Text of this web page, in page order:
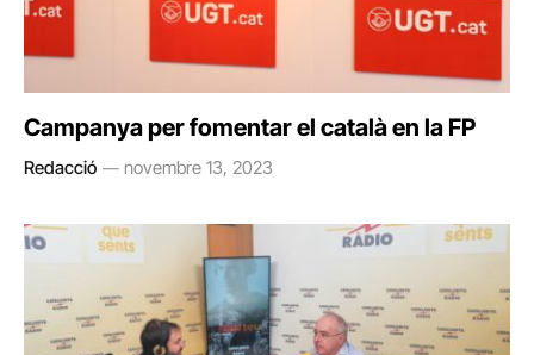
Campanya per fomentar el català en la FP
Redacció novembre 13, 2023